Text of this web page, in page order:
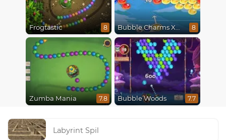
Frogtastic 8 Bubble Charms Xmas 8
Zumba Mania 7.8 Bubble Woods 7.7
Labyrint Spil